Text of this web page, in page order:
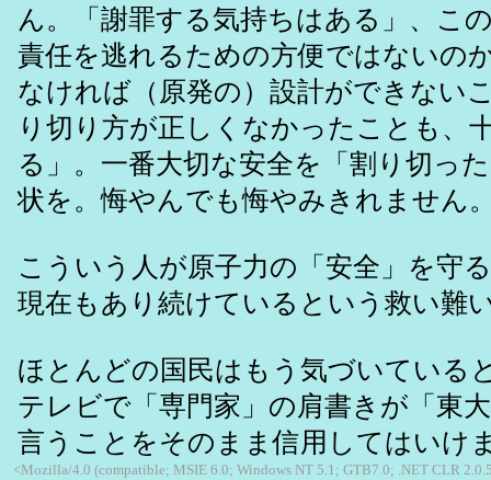
ん。「謝罪する気持ちはある」、こ
責任を逃れるための方便ではないの
なければ（原発の）設計ができない
り切り方が正しくなかったことも、
る」。一番大切な安全を「割り切っ
状を。悔やんでも悔やみきれません
こういう人が原子力の「安全」を守
現在もあり続けているという救い難
ほとんどの国民はもう気づいている
テレビで「専門家」の肩書きが「東
言うことをそのまま信用してはいけ
<Mozilla/4.0 (compatible; MSIE 6.0; Windows NT 5.1; GTB7.0; .NET CLR